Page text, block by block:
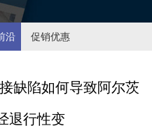
沿 促销优惠
缺陷如何导致阿尔茨
退行性变